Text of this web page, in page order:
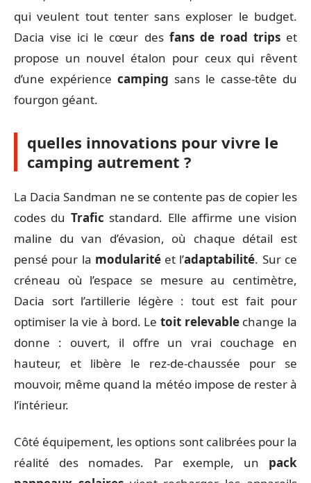
qui veulent tout tenter sans exploser le budget.
Dacia vise ici le cœur des fans de road tripset
propose un nouvel étalon pour ceux qui rêvent
d’une expérience camping sans le casse-tête du
fourgon géant.
quelles innovations pour vivre le
camping autrement ?
La Dacia Sandman ne se contente pas de copier les
codes du Trafic standard. Elle affirme une vision
maline du van d’évasion, où chaque détail est
pensé pour la modularitéet l’adaptabilité. Sur ce
créneau où l’espace se mesure au centimètre,
Dacia sort l’artillerie légère : tout est fait pour
optimiser la vie à bord. Le toit relevablechange la
donne : ouvert, il offre un vrai couchage en
hauteur, et libère le rez-de-chaussée pour se
mouvoir, même quand la météo impose de rester à
l’intérieur.
Côté équipement, les options sont calibrées pour la
réalité des nomades. Par exemple, un pack